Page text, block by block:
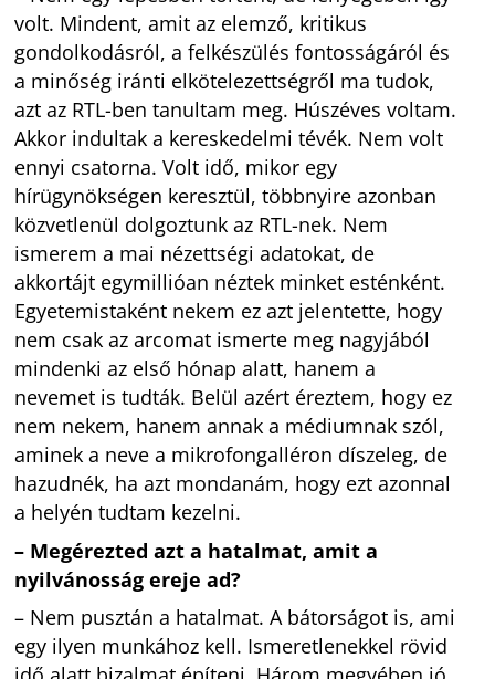
volt. Mindent, amit az elemző, kritikus
gondolkodásról, a felkészülés fontosságáról és
a minőség iránti elkötelezettségről ma tudok,
azt az RTL-ben tanultam meg. Húszéves voltam.
Akkor indultak a kereskedelmi tévék. Nem volt
ennyi csatorna. Volt idő, mikor egy
hírügynökségen keresztül, többnyire azonban
közvetlenül dolgoztunk az RTL-nek. Nem
ismerem a mai nézettségi adatokat, de
akkortájt egymillióan néztek minket esténként.
Egyetemistaként nekem ez azt jelentette, hogy
nem csak az arcomat ismerte meg nagyjából
mindenki az első hónap alatt, hanem a
nevemet is tudták. Belül azért éreztem, hogy ez
nem nekem, hanem annak a médiumnak szól,
aminek a neve a mikrofongalléron díszeleg, de
hazudnék, ha azt mondanám, hogy ezt azonnal
a helyén tudtam kezelni.
– Megérezted azt a hatalmat, amit a
nyilvánosság ereje ad?
– Nem pusztán a hatalmat. A bátorságot is, ami
egy ilyen munkához kell. Ismeretlenekkel rövid